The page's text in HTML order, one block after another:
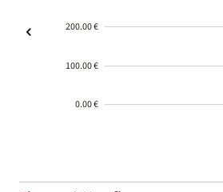
200.00 €
100.00 €
0.00 €
01-02